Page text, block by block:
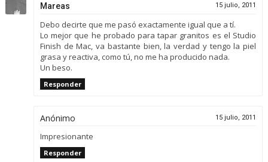
Mareas 15 julio, 2011
Debo decirte que me pasó exactamente igual que a tí.
Lo mejor que he probado para tapar granitos es el Studio
Finish de Mac, va bastante bien, la verdad y tengo la piel
grasa y reactiva, como tú, no me ha producido nada.
Un beso.
Responder
Anónimo 15 julio, 2011
Impresionante
Responder